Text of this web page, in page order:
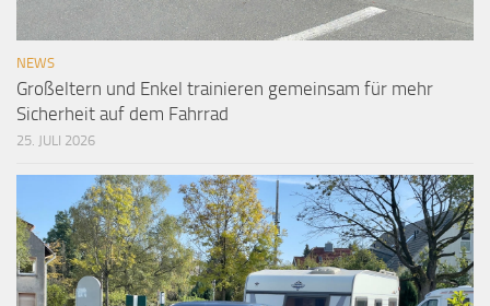
NEWS
Großeltern und Enkel trainieren gemeinsam für mehr
Sicherheit auf dem Fahrrad
25. JULI 2026